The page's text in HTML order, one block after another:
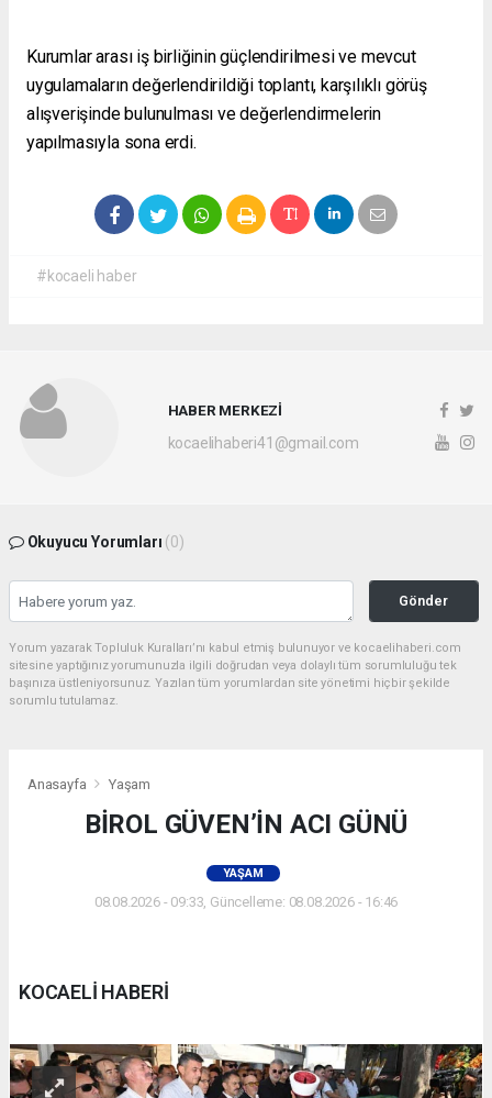
Kurumlar arası iş birliğinin güçlendirilmesi ve mevcut
uygulamaların değerlendirildiği toplantı, karşılıklı görüş
alışverişinde bulunulması ve değerlendirmelerin
yapılmasıyla sona erdi.
#kocaeli haber
HABER MERKEZİ
kocaelihaberi41@gmail.com
Okuyucu Yorumları (0)
Gönder
Yorum yazarak Topluluk Kuralları’nı kabul etmiş bulunuyor ve kocaelihaberi.com
sitesine yaptığınız yorumunuzla ilgili doğrudan veya dolaylı tüm sorumluluğu tek
başınıza üstleniyorsunuz. Yazılan tüm yorumlardan site yönetimi hiçbir şekilde
sorumlu tutulamaz.
Anasayfa Yaşam
BİROL GÜVEN’İN ACI GÜNÜ
YAŞAM
08.08.2026 - 09:33, Güncelleme: 08.08.2026 - 16:46
KOCAELİ HABERİ